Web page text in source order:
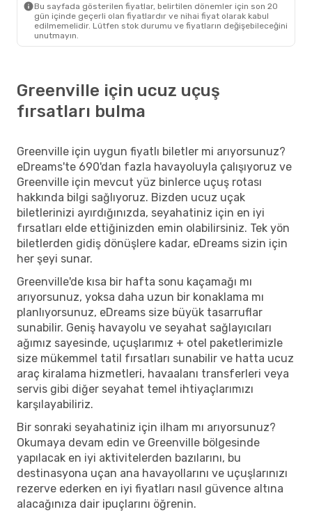
Bu sayfada gösterilen fiyatlar, belirtilen dönemler için son 20
gün içinde geçerli olan fiyatlardır ve nihai fiyat olarak kabul
edilmemelidir. Lütfen stok durumu ve fiyatların değişebileceğini
unutmayın.
Greenville için ucuz uçuş
fırsatları bulma
Greenville için uygun fiyatlı biletler mi arıyorsunuz?
eDreams'te 690'dan fazla havayoluyla çalışıyoruz ve
Greenville için mevcut yüz binlerce uçuş rotası
hakkında bilgi sağlıyoruz. Bizden ucuz uçak
biletlerinizi ayırdığınızda, seyahatiniz için en iyi
fırsatları elde ettiğinizden emin olabilirsiniz. Tek yön
biletlerden gidiş dönüşlere kadar, eDreams sizin için
her şeyi sunar.
Greenville'de kısa bir hafta sonu kaçamağı mı
arıyorsunuz, yoksa daha uzun bir konaklama mı
planlıyorsunuz, eDreams size büyük tasarruflar
sunabilir. Geniş havayolu ve seyahat sağlayıcıları
ağımız sayesinde, uçuşlarımız + otel paketlerimizle
size mükemmel tatil fırsatları sunabilir ve hatta ucuz
araç kiralama hizmetleri, havaalanı transferleri veya
servis gibi diğer seyahat temel ihtiyaçlarımızı
karşılayabiliriz.
Bir sonraki seyahatiniz için ilham mı arıyorsunuz?
Okumaya devam edin ve Greenville bölgesinde
yapılacak en iyi aktivitelerden bazılarını, bu
destinasyona uçan ana havayollarını ve uçuşlarınızı
rezerve ederken en iyi fiyatları nasıl güvence altına
alacağınıza dair ipuçlarını öğrenin.